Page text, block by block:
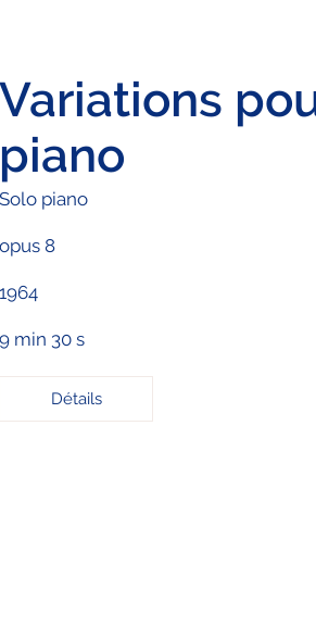
Variations
piano
Solo piano
opus 8
1964
9 min 30 s
Détails